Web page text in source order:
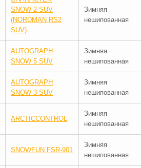
SNOW 2 SUV
(NORDMAN RS2
SUV)
Зимняя
нешипованная
AUTOGRAPH
SNOW 5 SUV
Зимняя
нешипованная
AUTOGRAPH
SNOW 3 SUV
Зимняя
нешипованная
ARCTICCONTROL
Зимняя
нешипованная
SNOWFUN FSR-901
Зимняя
нешипованная